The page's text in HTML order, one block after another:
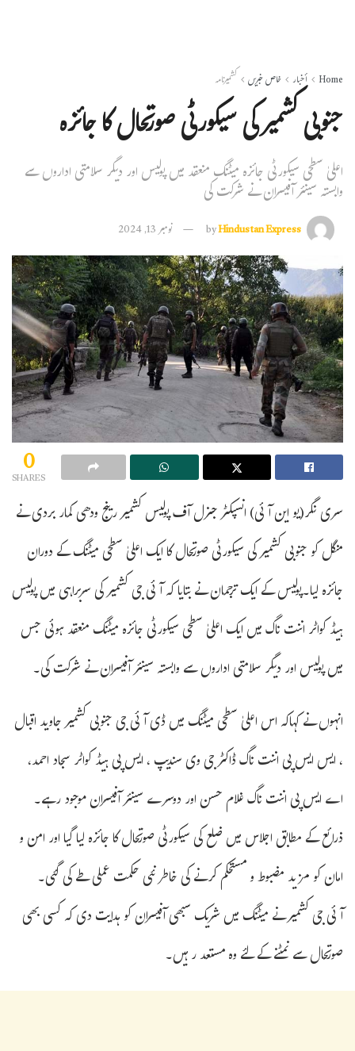
Home أخبار خاص خبریں کشمیرنامہ
جنوبی کشمیر کی سیکورٹی صورتحال کا جائزہ
اعلیٰ سطحی سیکورٹی جائزہ میٹنگ منعقد میں پولیس اور دیگر سلامتی اداروں سے
وابستہ سینئر آفیسران نے شرکت کی
byHindustan Express نومبر 13, 2024
0
SHARES
سری نگر(یو این آئی) انسپکٹر جنرل آف پولیس کشمیر رینج ودھی کمار بردی نے
منگل کو جنوبی کشمیر کی سیکورٹی صورتحال کا ایک اعلیٰ سطحی میٹنگ کے دوران
جائزہ لیا۔پولیس کے ایک ترجمان نے بتایا کہ آئی جی کشمیر کی سربراہی میں پولیس
ہیڈ کواٹر اننت ناگ میں ایک اعلیٰ سطحی سیکورٹی جائزہ میٹنگ منعقد ہوئی جس
میں پولیس اور دیگر سلامتی اداروں سے وابستہ سینئر آفیسران نے شرکت کی۔
انہوں نے کہاکہ اس اعلیٰ سطحی میٹنگ میں ڈی آئی جی جنوبی کشمیر جاوید اقبال
، ایس ایس پی اننت ناگ ڈاکٹر جی وی سندیپ ، ایس پی ہیڈ کواٹر سجاد احمد،
اے ایس پی اننت ناگ غلام حسن اور دوسرے سینئر آفیسران موجود رہے۔
ذرائع کے مطابق اجلاس میں ضلع کی سیکورٹی صورتحال کا جائزہ لیا گیا اور امن و
امان کو مزید مضبوط و مستحکم کرنے کی خاطر نئی حکمت عملی طے کی گئی۔
آئی جی کشمیر نے میٹنگ میں شریک سبھی آفیسران کو ہدایت دی کہ کسی بھی
صورتحال سے نمٹنے کے لئے وہ مستعد رہیں۔